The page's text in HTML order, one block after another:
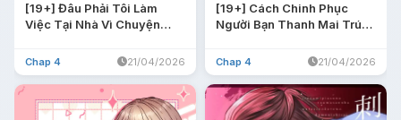
[19+] Đâu Phải Tôi Làm
Việc Tại Nhà Vì Chuyện
Chap 4 21/04/2026
[19+] Cách Chinh Phục
Người Bạn Thanh Mai Trúc
Chap 4 21/04/2026